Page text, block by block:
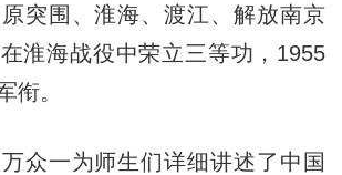
突围、淮海、渡江、解放南京
淮海战役中荣立三等功，1955
衔。
一为师生们详细讲述了中国